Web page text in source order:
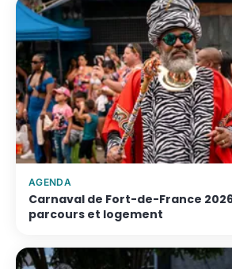
AGENDA
Carnaval de Fort-de-France
parcours et logement